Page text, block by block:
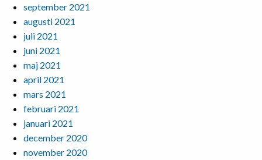
september 2021
augusti 2021
juli 2021
juni 2021
maj 2021
april 2021
mars 2021
februari 2021
januari 2021
december 2020
november 2020